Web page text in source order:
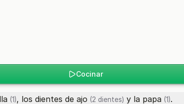
Cocinar
(1), los dientes de ajo (2 dientes) y la papa (1).